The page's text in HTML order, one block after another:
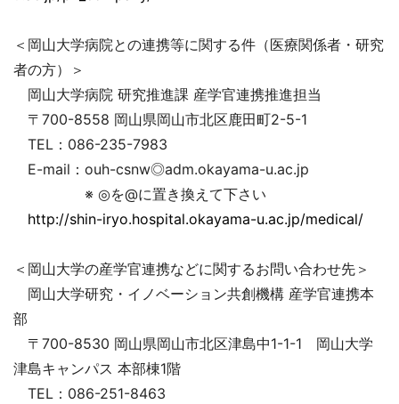
＜岡山大学病院との連携等に関する件（医療関係者・研究
者の方）＞
岡山大学病院 研究推進課 産学官連携推進担当
〒700-8558 岡山県岡山市北区鹿田町2-5-1
TEL：086-235-7983
E-mail：ouh-csnw◎adm.okayama-u.ac.jp
※ ◎を@に置き換えて下さい
http://shin-iryo.hospital.okayama-u.ac.jp/medical/
＜岡山大学の産学官連携などに関するお問い合わせ先＞
岡山大学研究・イノベーション共創機構 産学官連携本
部
〒700-8530 岡山県岡山市北区津島中1-1-1 岡山大学
津島キャンパス 本部棟1階
TEL：086-251-8463